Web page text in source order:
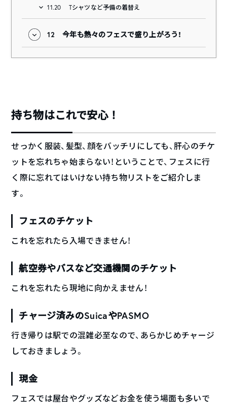
11.20 Tシャツなど予備の着替え
12 今年も熱々のフェスで盛り上がろう！
持ち物はこれで安心！
せっかく服装、髪型、顔をバッチリにしても、肝心のチケ
ットを忘れちゃ始まらない！ということで、フェスに行
く際に忘れてはいけない持ち物リストをご紹介しま
す。
フェスのチケット
これを忘れたら入場できません！
航空券やバスなど交通機関のチケット
これを忘れたら現地に向かえません！
チャージ済みのSuicaやPASMO
行き帰りは駅での混雑必至なので、あらかじめチャージ
しておきましょう。
現金
フェスでは屋台やグッズなどお金を使う場面も多いで